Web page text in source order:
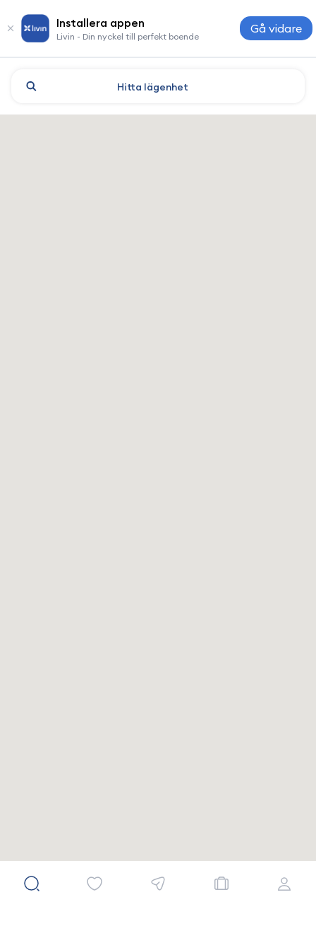
Installera appen
Livin - Din nyckel till perfekt boende
Gå vidare
Hitta lägenhet
Guangzhou: hotell och